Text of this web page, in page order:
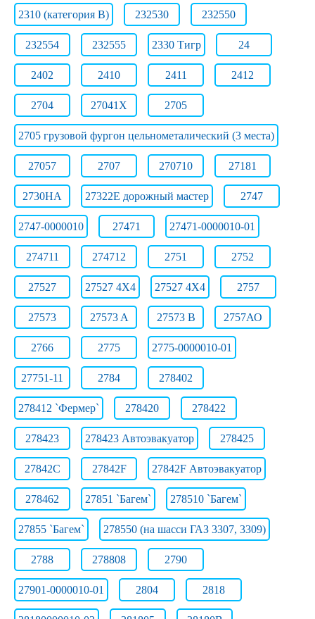
2310 (категория B) 232530 232550
232554 232555 2330 Тигр 24
2402 2410 2411 2412
2704 27041Х 2705
2705 грузовой фургон цельнометалический (3 места)
27057 2707 270710 27181
2730НА 27322E дорожный мастер 2747
2747-0000010 27471 27471-0000010-01
274711 274712 2751 2752
27527 27527 4X4 27527 4X4 2757
27573 27573 A 27573 B 2757АО
2766 2775 2775-0000010-01
27751-11 2784 278402
278412 `Фермер` 278420 278422
278423 278423 Автоэвакуатор 278425
27842C 27842F 27842F Автоэвакуатор
278462 27851 `Багем` 278510 `Багем`
27855 `Багем` 278550 (на шасси ГАЗ 3307, 3309)
2788 278808 2790
27901-0000010-01 2804 2818